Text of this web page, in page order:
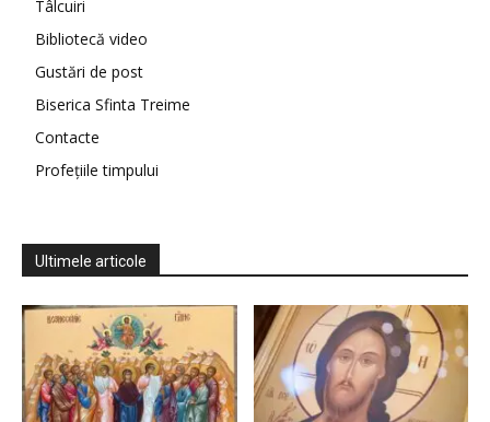
Tâlcuiri
Bibliotecă video
Gustări de post
Biserica Sfinta Treime
Contacte
Profețiile timpului
Ultimele articole